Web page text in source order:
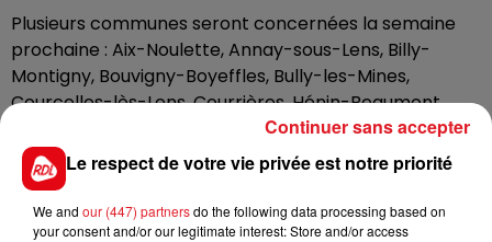
Plusieurs communes seront concernées la semaine
prochaine : Aix-Noulette, Annay-sous-Lens, Billy-
Montigny, Bouvigny-Boyeffles, Bully-les-Mines,
Courcelles-lès-Lens, Courrières, Hénin-Beaumont,
Lens, Loison-sous-Lens, Loos-en-Gohelle, Mazingarbe,
Noyelles-Godault, Rouvroy, Servins et Vendin-le-Vieil.
Aucune coupure de courant n'est prévue pendant
cette opération.
Le respect de votre vie privée est notre priorité
We and our (447) partnersdo the following data processing based on
your consent and/or our legitimate interest: Store and/or access
Continuer sans accepter